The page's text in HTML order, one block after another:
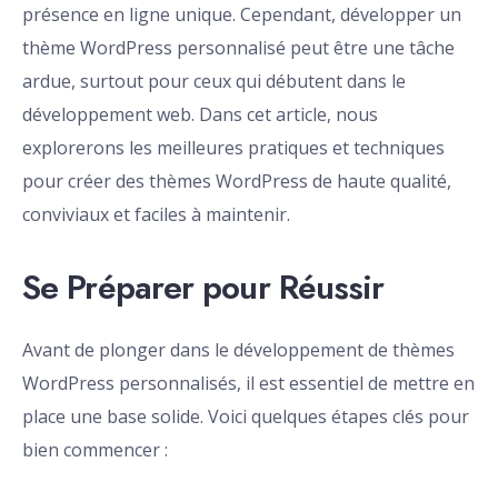
présence en ligne unique. Cependant, développer un
thème WordPress personnalisé peut être une tâche
ardue, surtout pour ceux qui débutent dans le
développement web. Dans cet article, nous
explorerons les meilleures pratiques et techniques
pour créer des thèmes WordPress de haute qualité,
conviviaux et faciles à maintenir.
Se Préparer pour Réussir
Avant de plonger dans le développement de thèmes
WordPress personnalisés, il est essentiel de mettre en
place une base solide. Voici quelques étapes clés pour
bien commencer :